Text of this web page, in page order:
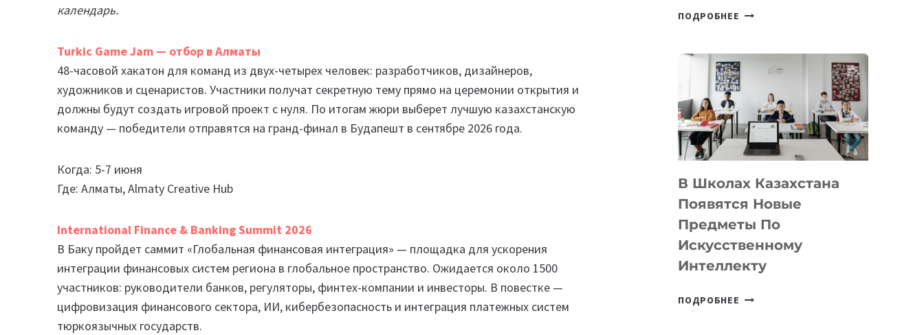
календарь.
Turkic Game Jam — отбор в Алматы
48-часовой хакатон для команд из двух-четырех человек: разработчиков, дизайнеров,
художников и сценаристов. Участники получат секретную тему прямо на церемонии открытия и
должны будут создать игровой проект с нуля. По итогам жюри выберет лучшую казахстанскую
команду — победители отправятся на гранд-финал в Будапешт в сентябре 2026 года.
Когда: 5-7 июня
Где: Алматы, Almaty Creative Hub
International Finance & Banking Summit 2026
В Баку пройдет саммит «Глобальная финансовая интеграция» — площадка для ускорения
интеграции финансовых систем региона в глобальное пространство. Ожидается около 1500
участников: руководители банков, регуляторы, финтех-компании и инвесторы. В повестке —
цифровизация финансового сектора, ИИ, кибербезопасность и интеграция платежных систем
тюркоязычных государств.
ПОДРОБНЕЕ ОТКРЫТ
DEAL
VELOCITY
MOST
—
МЕЖДУНАРОДНУЮ
ДЛЯ
ТЕХНОЛОГИЧЕСКИХ
СТАРТАПОВ
В Школах Казахстана
Появятся Новые
Предметы По
Искусственному
Интеллекту
ПОДРОБНЕЕ